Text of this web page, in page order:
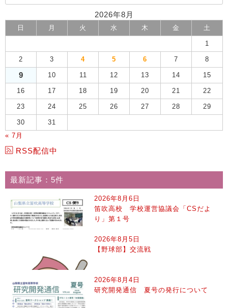
2026年8月
日 月 火 水 木 金 土
1
2 3 4 5 6 7 8
9 10 11 12 13 14 15
16 17 18 19 20 21 22
23 24 25 26 27 28 29
30
31
« 7月
RSS配信中
最新記事：5件
2026年8月6日
笛吹高校 学校運営協議会「CSだよ
り」第１号
2026年8月5日
【野球部】交流戦
2026年8月4日
研究開発通信 夏号の発行について